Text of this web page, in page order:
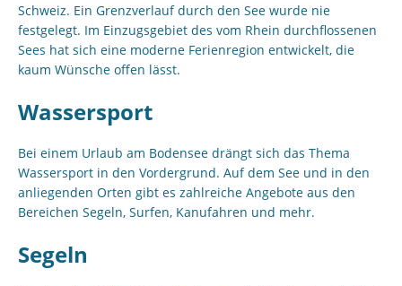
Schweiz. Ein Grenzverlauf durch den See wurde nie
festgelegt. Im Einzugsgebiet des vom Rhein durchflossenen
Sees hat sich eine moderne Ferienregion entwickelt, die
kaum Wünsche offen lässt.
Wassersport
Bei einem Urlaub am Bodensee drängt sich das Thema
Wassersport in den Vordergrund. Auf dem See und in den
anliegenden Orten gibt es zahlreiche Angebote aus den
Bereichen Segeln, Surfen, Kanufahren und mehr.
Segeln